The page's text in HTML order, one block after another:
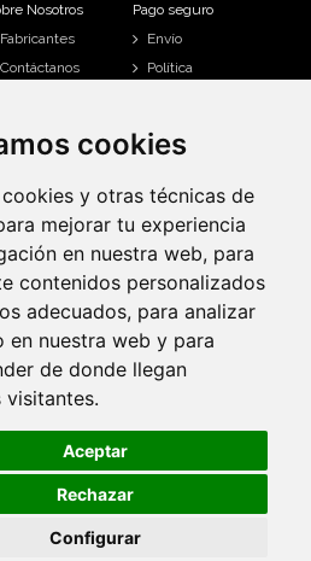
cookies
y otras técnicas de
mejorar tu experiencia
en nuestra web, para
contenidos personalizados
adecuados, para analizar
en nuestra web y para
de donde llegan
visitantes.
Aceptar
Rechazar
Configurar
cookies
y otras técnicas de
mejorar tu experiencia
en nuestra web, para
contenidos personalizados
adecuados, para analizar
en nuestra web y para
de donde llegan
visitantes.
Aceptar
Rechazar
Configurar
Nosotros
Fabricantes
Contáctanos
Pago seguro
Envío
Política
Historial de
10. >